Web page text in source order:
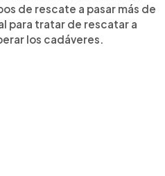
de rescate a pasar más de
para tratar de rescatar a
los cadáveres.